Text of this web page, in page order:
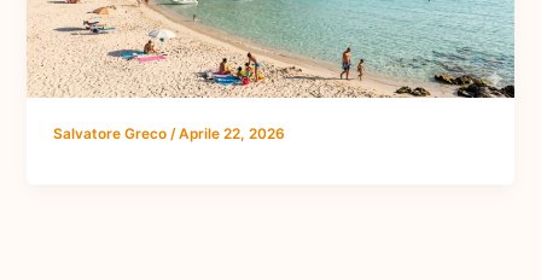
Salvatore Greco /Aprile 22, 2026